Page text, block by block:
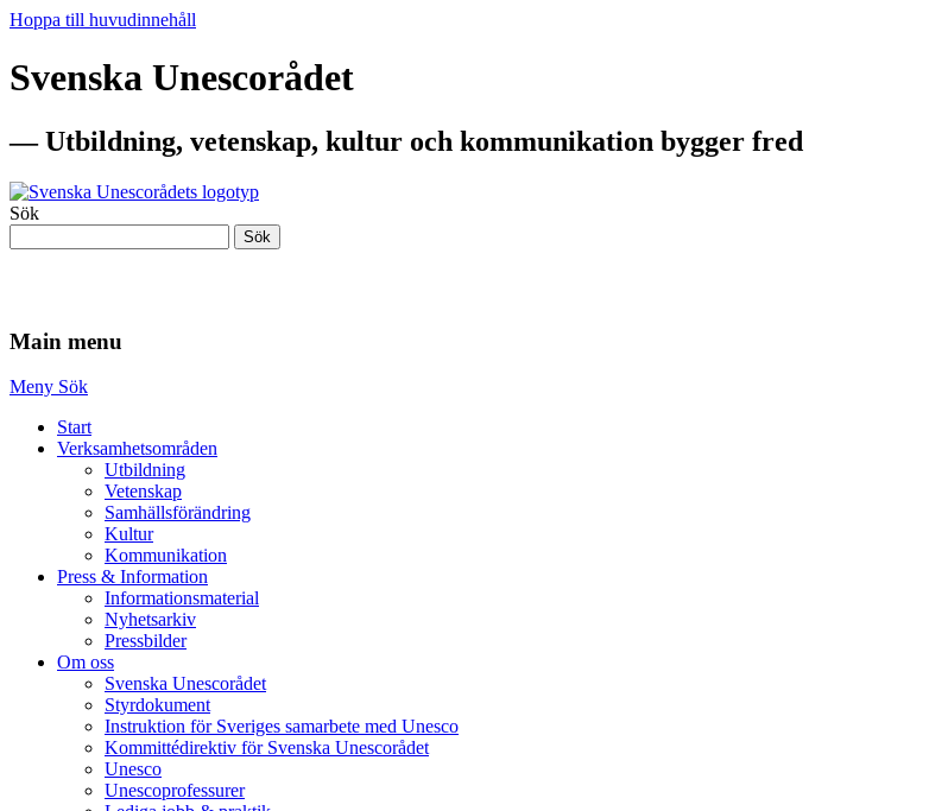
Hoppa till huvudinnehåll
Svenska Unescorådet
— Utbildning, vetenskap, kultur och kommunikation bygger fred
Sök
Sök
Main menu
Meny Sök
Start
Verksamhetsområden
Utbildning
Vetenskap
Samhällsförändring
Kultur
Kommunikation
Press & Information
Informationsmaterial
Nyhetsarkiv
Pressbilder
Om oss
Svenska Unescorådet
Styrdokument
Instruktion för Sveriges samarbete med Unesco
Kommittédirektiv för Svenska Unescorådet
Unesco
Unescoprofessurer